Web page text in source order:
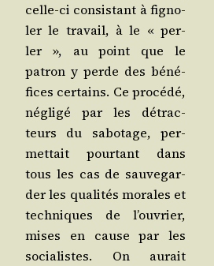
celle-ci consis­tant à figno­
ler le tra­vail, à le « per­
ler », au point que le
patron y perde des béné­
fices cer­tains. Ce pro­cé­dé,
négli­gé par les détrac­
teurs du sabo­tage, per­
met­tait pour­tant dans
tous les cas de sau­ve­gar­
der les qua­li­tés morales et
tech­niques de l’ouvrier,
mises en cause par les
socia­listes. On aurait